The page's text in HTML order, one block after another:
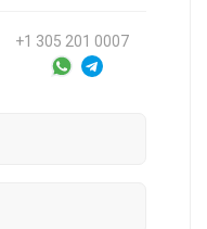
+1 305 201 0007